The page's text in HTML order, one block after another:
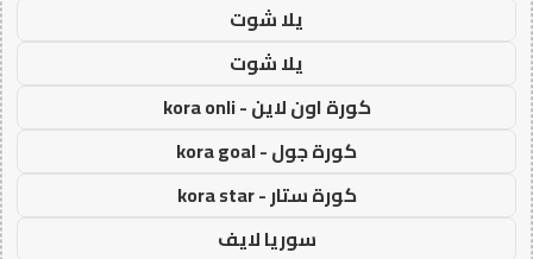
يلا شوت
يلا شوت
كورة اون لاين - kora onli
كورة جول - kora goal
كورة ستار - kora star
سوريا لايف